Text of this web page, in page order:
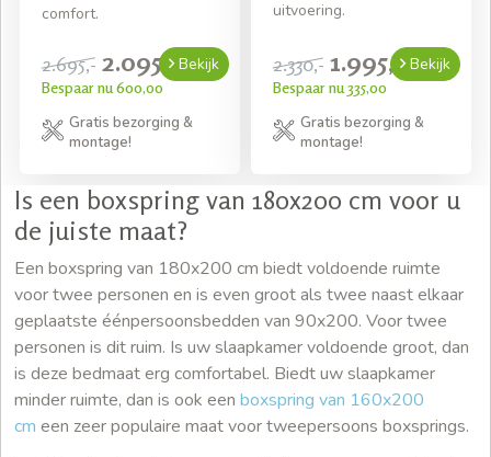
comfort.
2.695,- 2.095,-
Bespaar nu 600,00
Bekijk
Gratis bezorging &
montage!
uitvoering.
2.330,- 1.995,-
Bespaar nu 335,00
Bekijk
Gratis bezorging &
montage!
Is een boxspring van 180x200 cm voor u
de juiste maat?
Een boxspring van 180x200 cm biedt voldoende ruimte
voor twee personen en is even groot als twee naast elkaar
geplaatste éénpersoonsbedden van 90x200. Voor twee
personen is dit ruim. Is uw slaapkamer voldoende groot, dan
is deze bedmaat erg comfortabel. Biedt uw slaapkamer
minder ruimte, dan is ook een boxspring van 160x200
cm een zeer populaire maat voor tweepersoons boxsprings.